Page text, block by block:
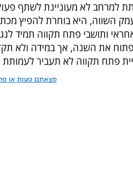
למרחב לא מעוניינת לשתף
השווה, היא בוחרת להפיץ
ותושבי פתח תקווה תמיד
את השנה, אך במידה ולא
פתח תקווה לא תעביר
מצאתם טעות או